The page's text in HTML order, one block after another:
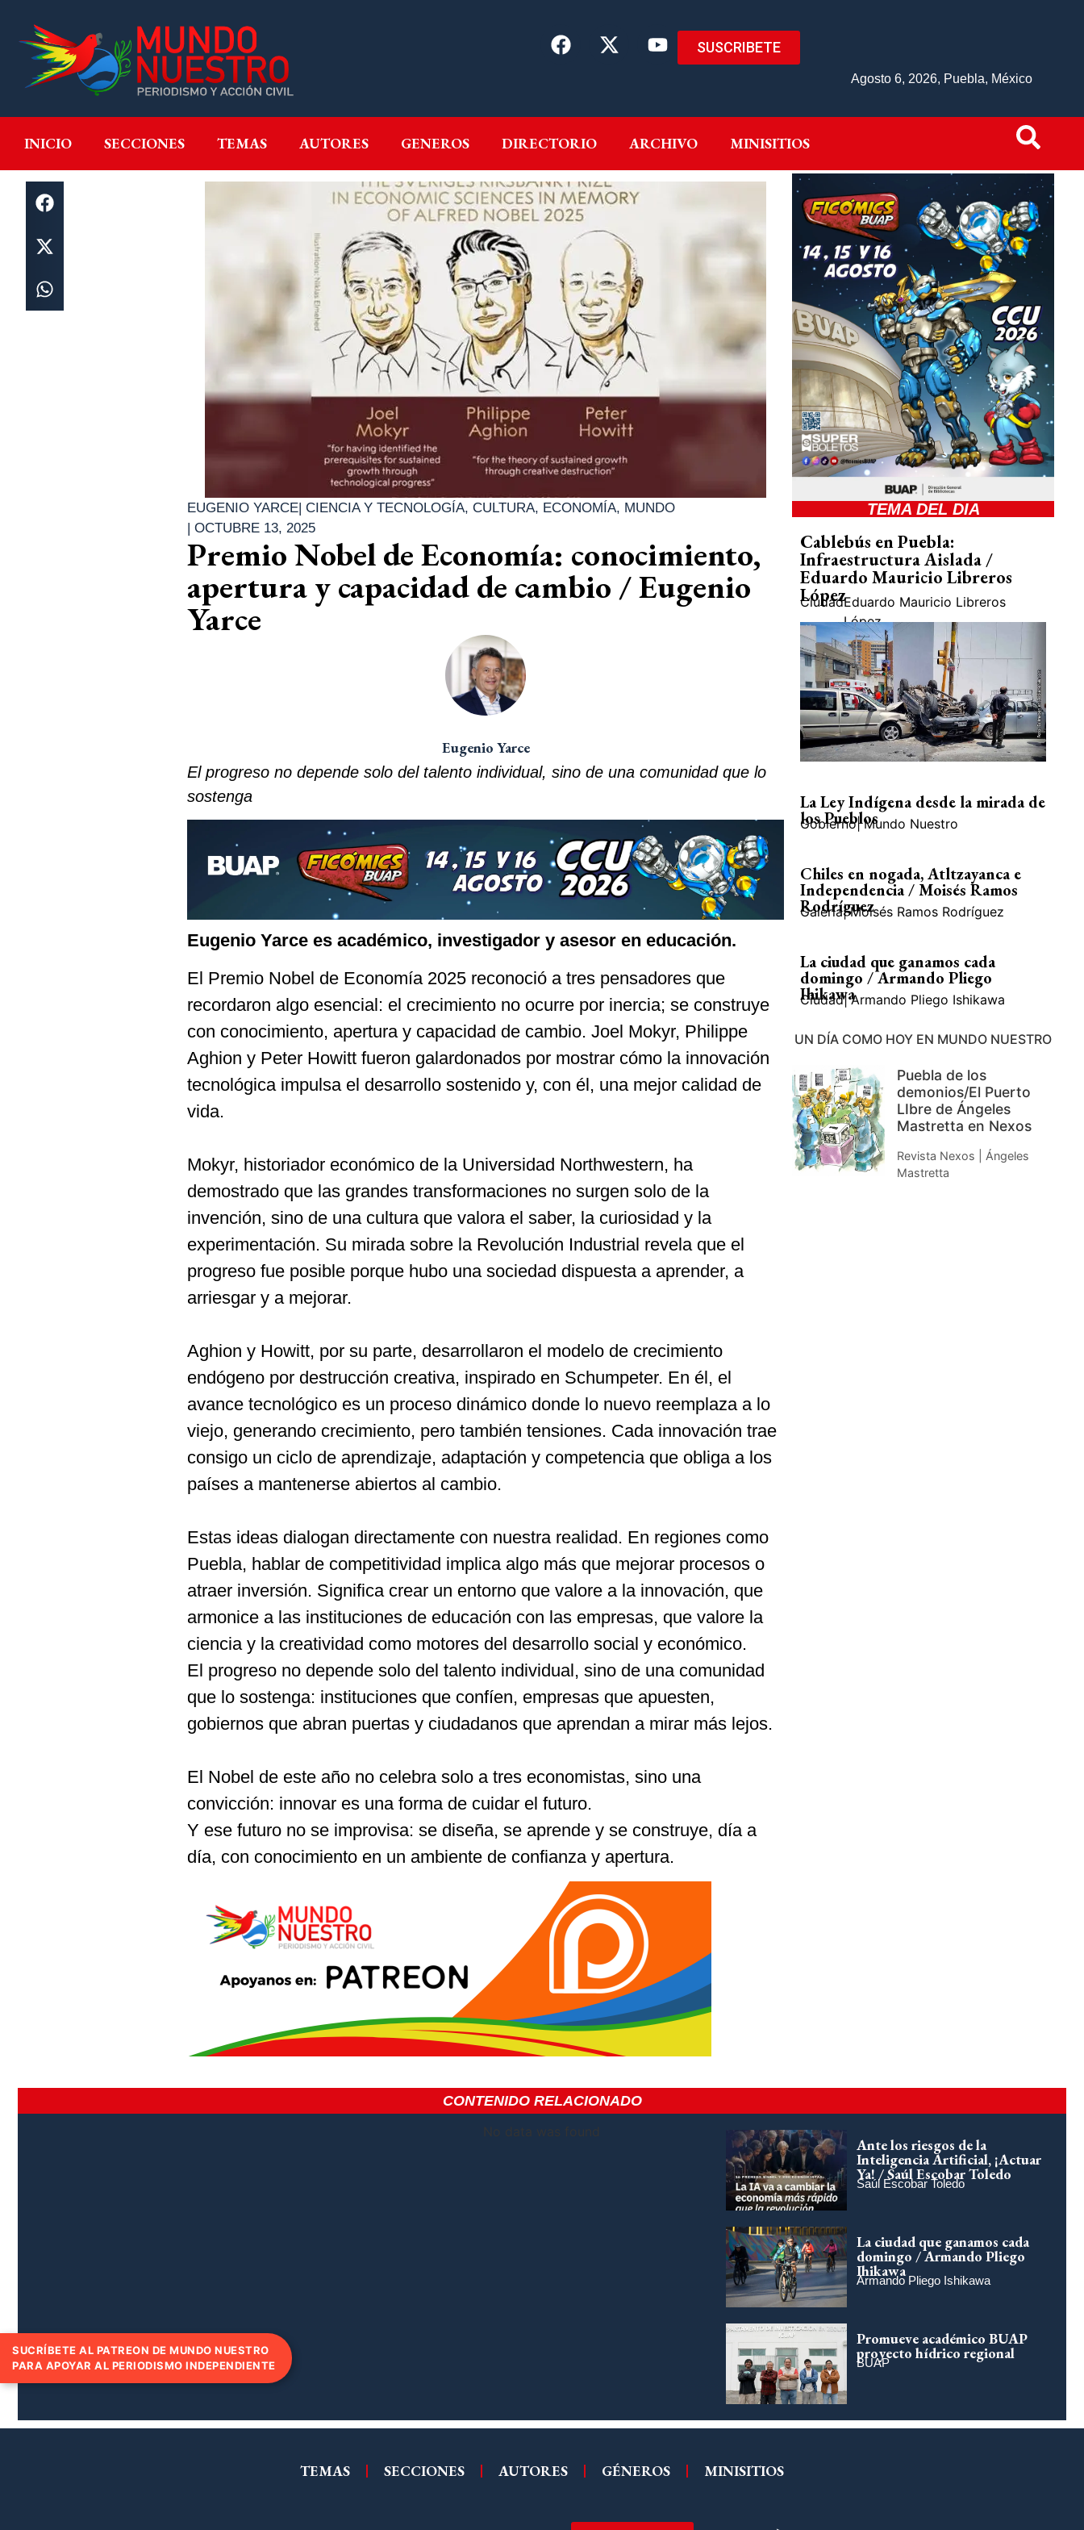
SUSCRIBETE
Agosto 6, 2026, Puebla, México
INICIO SECCIONES TEMAS AUTORES GENEROS DIRECTORIO ARCHIVO MINISITIOS
INICIO SECCIONES GENEROS DIRECTORIO ARCHIVO MINISITIOS
EUGENIO YARCE| CIENCIA Y TECNOLOGÍA, CULTURA, ECONOMÍA, MUNDO
| OCTUBRE 13, 2025
Premio Nobel de Economía: conocimiento,
apertura y capacidad de cambio / Eugenio
Yarce
Eugenio Yarce
El progreso no depende solo del talento individual, sino de una comunidad que lo
sostenga
Eugenio Yarce es académico, investigador y asesor en educación.
El Premio Nobel de Economía 2025 reconoció a tres pensadores que
recordaron algo esencial: el crecimiento no ocurre por inercia; se construye
con conocimiento, apertura y capacidad de cambio. Joel Mokyr, Philippe
Aghion y Peter Howitt fueron galardonados por mostrar cómo la innovación
tecnológica impulsa el desarrollo sostenido y, con él, una mejor calidad de
vida.
Mokyr, historiador económico de la Universidad Northwestern, ha
demostrado que las grandes transformaciones no surgen solo de la
invención, sino de una cultura que valora el saber, la curiosidad y la
experimentación. Su mirada sobre la Revolución Industrial revela que el
progreso fue posible porque hubo una sociedad dispuesta a aprender, a
arriesgar y a mejorar.
Aghion y Howitt, por su parte, desarrollaron el modelo de crecimiento
endógeno por destrucción creativa, inspirado en Schumpeter. En él, el
avance tecnológico es un proceso dinámico donde lo nuevo reemplaza a lo
viejo, generando crecimiento, pero también tensiones. Cada innovación trae
consigo un ciclo de aprendizaje, adaptación y competencia que obliga a los
países a mantenerse abiertos al cambio.
Estas ideas dialogan directamente con nuestra realidad. En regiones como
Puebla, hablar de competitividad implica algo más que mejorar procesos o
atraer inversión. Significa crear un entorno que valore a la innovación, que
armonice a las instituciones de educación con las empresas, que valore la
ciencia y la creatividad como motores del desarrollo social y económico.
El progreso no depende solo del talento individual, sino de una comunidad
que lo sostenga: instituciones que confíen, empresas que apuesten,
gobiernos que abran puertas y ciudadanos que aprendan a mirar más lejos.
El Nobel de este año no celebra solo a tres economistas, sino una
convicción: innovar es una forma de cuidar el futuro.
Y ese futuro no se improvisa: se diseña, se aprende y se construye, día a
día, con conocimiento en un ambiente de confianza y apertura.
TEMA DEL DIA
Cablebús en Puebla:
Infraestructura Aislada /
Eduardo Mauricio Libreros
López
CiudadEduardo Mauricio Libreros
López
La Ley Indígena desde la mirada de
los Pueblos
Gobierno| Mundo Nuestro
Chiles en nogada, Atltzayanca e
Independencia / Moisés Ramos
Rodríguez
Galería| Moisés Ramos Rodríguez
La ciudad que ganamos cada
domingo / Armando Pliego
Ihikawa
Ciudad| Armando Pliego Ishikawa
UN DÍA COMO HOY EN MUNDO NUESTRO
Puebla de los
demonios/El Puerto
LIbre de Ángeles
Mastretta en Nexos
Revista Nexos | Ángeles
Mastretta
CONTENIDO RELACIONADO
No data was found
Ante los riesgos de la
Inteligencia Artificial, ¡Actuar
Ya! / Saúl Escobar Toledo
Saúl Escobar Toledo
La ciudad que ganamos cada
domingo / Armando Pliego
Ihikawa
Armando Pliego Ishikawa
Promueve académico BUAP
proyecto hídrico regional
BUAP
TEMAS SECCIONES AUTORES GÉNEROS MINISITIOS
SUCRÍBETE AL PATREON DE MUNDO NUESTRO
PARA APOYAR AL PERIODISMO INDEPENDIENTE